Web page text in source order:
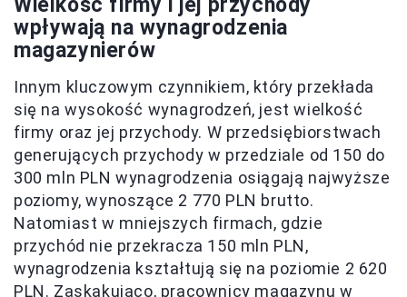
Wielkość firmy i jej przychody
wpływają na wynagrodzenia
magazynierów
Innym kluczowym czynnikiem, który przekłada
się na wysokość wynagrodzeń, jest wielkość
firmy oraz jej przychody. W przedsiębiorstwach
generujących przychody w przedziale od 150 do
300 mln PLN wynagrodzenia osiągają najwyższe
poziomy, wynoszące 2 770 PLN brutto.
Natomiast w mniejszych firmach, gdzie
przychód nie przekracza 150 mln PLN,
wynagrodzenia kształtują się na poziomie 2 620
PLN. Zaskakująco, pracownicy magazynu w